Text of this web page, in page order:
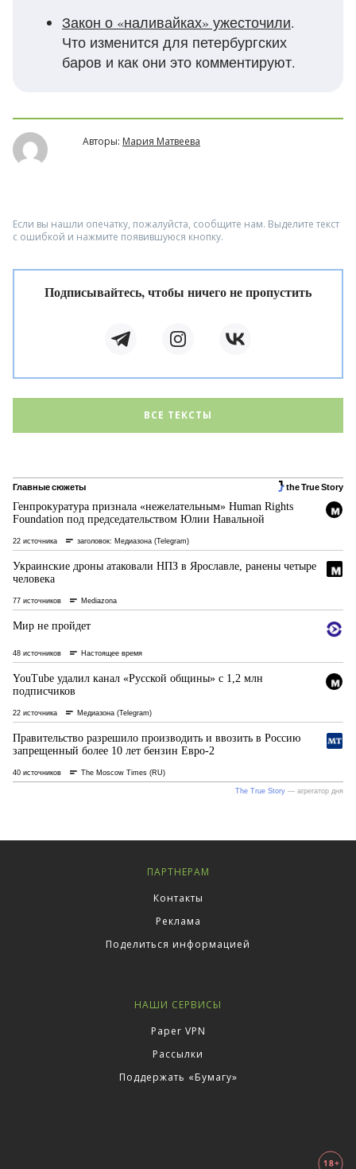
Закон о «наливайках» ужесточили.
Что изменится для петербургских
баров и как они это комментируют.
Авторы: Мария Матвеева
Если вы нашли опечатку, пожалуйста, сообщите нам. Выделите текст
с ошибкой и нажмите появившуюся кнопку.
Подписывайтесь, чтобы ничего не пропустить
ВСЕ ТЕКСТЫ
ПАРТНЕРАМ
Контакты
Реклама
Поделиться информацией
НАШИ СЕРВИСЫ
Paper VPN
Рассылки
Поддержать «Бумагу»